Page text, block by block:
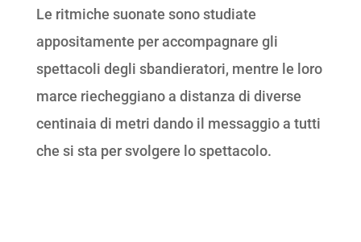
Le ritmiche suonate sono studiate
appositamente per accompagnare gli
spettacoli degli sbandieratori, mentre le loro
marce riecheggiano a distanza di diverse
centinaia di metri dando il messaggio a tutti
che si sta per svolgere lo spettacolo.